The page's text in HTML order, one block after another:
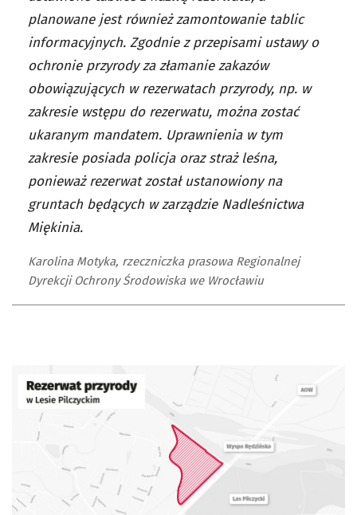
planowane jest również zamontowanie tablic
informacyjnych. Zgodnie z przepisami ustawy o
ochronie przyrody za złamanie zakazów
obowiązujących w rezerwatach przyrody, np. w
zakresie wstępu do rezerwatu, można zostać
ukaranym mandatem. Uprawnienia w tym
zakresie posiada policja oraz straż leśna,
ponieważ rezerwat został ustanowiony na
gruntach będących w zarządzie Nadleśnictwa
Miękinia.
Karolina Motyka, rzeczniczka prasowa Regionalnej
Dyrekcji Ochrony Środowiska we Wrocławiu